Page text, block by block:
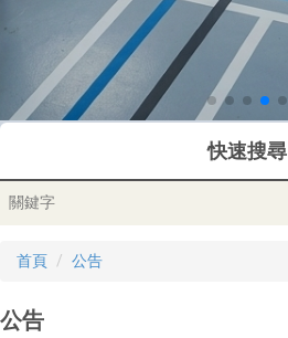
快速搜尋
首頁 公告
公告